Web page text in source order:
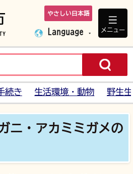
下妻市ホームペ
やさしい日本語
Language メニュー
続き 生活環境・動物 野生
ニ・アカミミガメの